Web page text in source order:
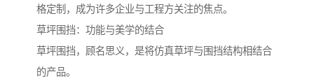
格定制，成为许多企业与工程方关注的焦点。
草坪围挡：功能与美学的结合
草坪围挡，顾名思义，是将仿真草坪与围挡结构相结合
的产品。